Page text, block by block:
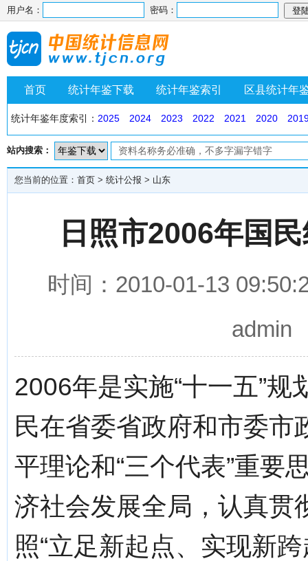
用户名： 密码：
首页 统计年鉴下载 统计年鉴索引 区县统计年
统计年鉴年度索引： 2025 2024 2023 2022 2021 2020
站内搜索：
您当前的位置： 首页 > 统计公报 > 山东
日照市2006年国
时间：2010-01-13
admin
2006年是实施“十一五”
民在省委省政府和市委
平理论和“三个代表”重要
济社会发展全局，认真贯
照“立足新起点、实现新